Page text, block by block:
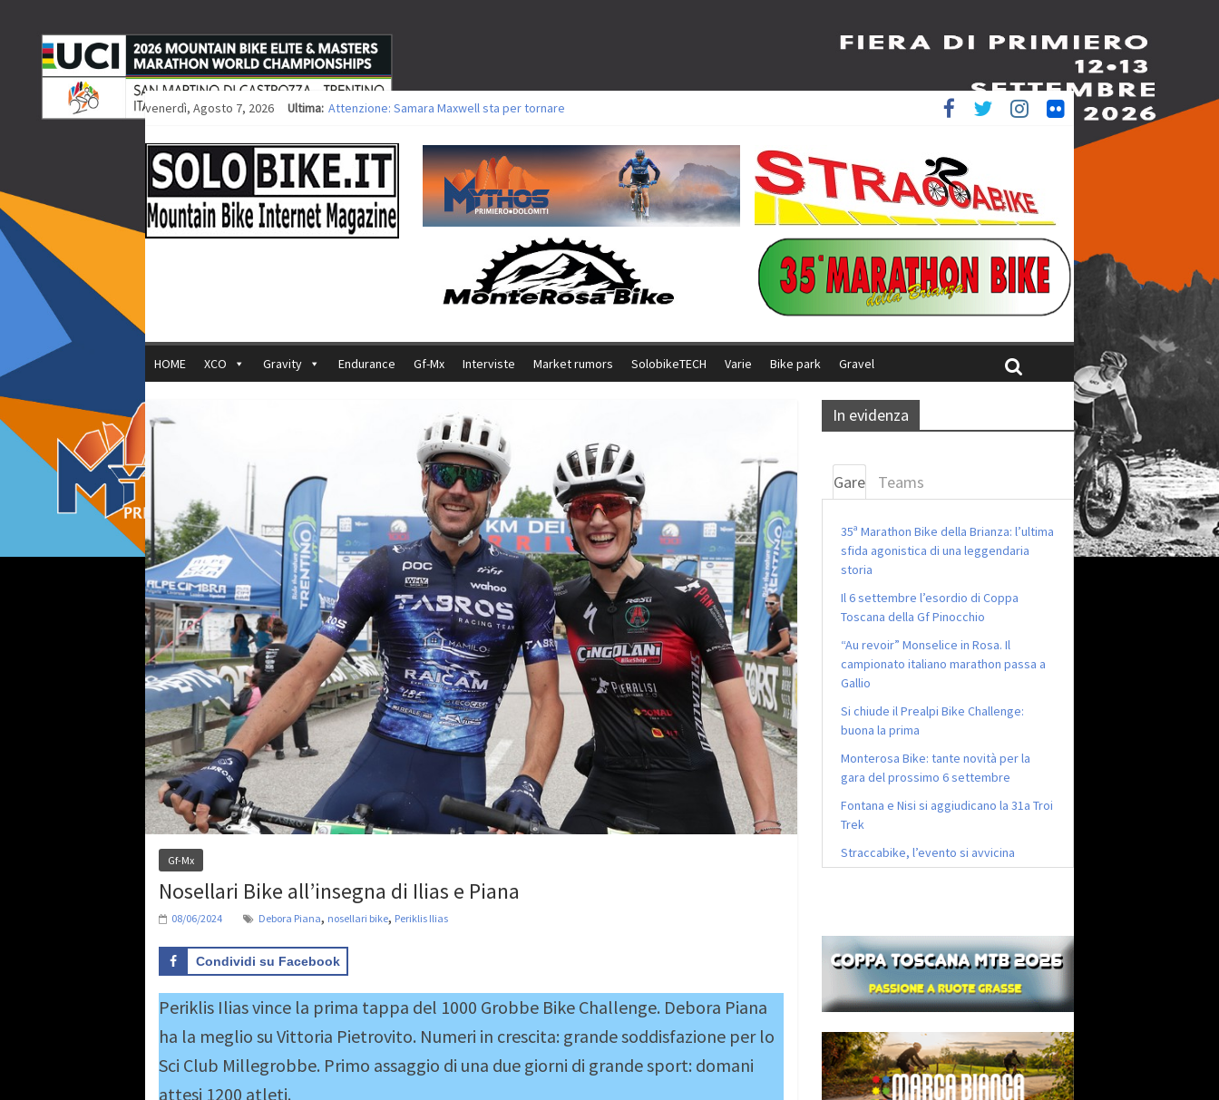
venerdì, Agosto 7, 2026 Ultima: Attenzione: Samara Maxwell sta per tornare
Europei XCO: vittorie per Ghibaudo, Grossmann e Gallis. Signorelli 5^ la migliore tra gli italiani
35ª Marathon Bike della Brianza: l’ultima sfida agonistica di una leggendaria storia
Europei MTB: il Team Relay firma il secondo argento azzurro a Monteceneri
HOME XCO Gravity Endurance Gf-Mx Interviste Market rumors SolobikeTECH Varie Bike park Gravel
Gf-Mx
Nosellari Bike all’insegna di Ilias e Piana
08/06/2024 Debora Piana, nosellari bike, Periklis Ilias
Condividi su Facebook
Periklis Ilias vince la prima tappa del 1000 Grobbe Bike Challenge. Debora Piana
ha la meglio su Vittoria Pietrovito. Numeri in crescita: grande soddisfazione per lo
Sci Club Millegrobbe. Primo assaggio di una due giorni di grande sport: domani
attesi 1200 atleti.
In evidenza
Gare Teams
35ª Marathon Bike della Brianza: l’ultima
sfida agonistica di una leggendaria
storia
Il 6 settembre l’esordio di Coppa
Toscana della Gf Pinocchio
“Au revoir” Monselice in Rosa. Il
campionato italiano marathon passa a
Gallio
Si chiude il Prealpi Bike Challenge:
buona la prima
Monterosa Bike: tante novità per la
gara del prossimo 6 settembre
Fontana e Nisi si aggiudicano la 31a Troi
Trek
Straccabike, l’evento si avvicina